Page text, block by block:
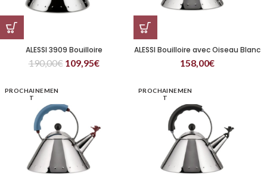
ALESSI 3909 Bouilloire
190,00€ 109,95€
ALESSI Bouilloire avec Oiseau Blanc
158,00€
PROCHAINEMEN
T
PROCHAINEMEN
T